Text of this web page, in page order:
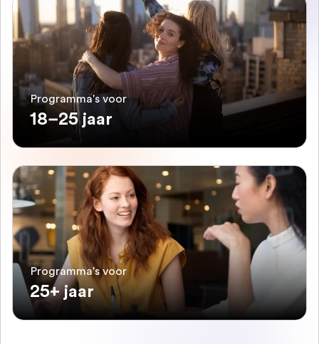
Programma's voor
18–25 jaar
Programma's voor
25+ jaar